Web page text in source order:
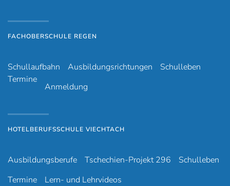
FACHOBERSCHULE REGEN
Schullaufbahn Ausbildungsrichtungen
Schulleben
Termine
Anmeldung
HOTELBERUFSSCHULE VIECHTACH
Ausbildungsberufe Tschechien-Projekt 296
Schulleben
Termine
Lern- und Lehrvideos